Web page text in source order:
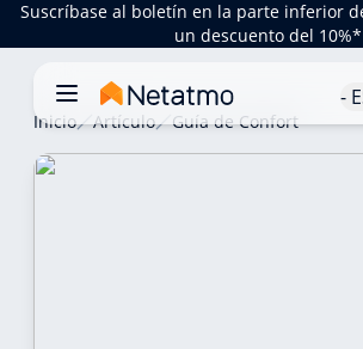
Suscríbase al boletín en la parte inferior
un descuento del 10%*
-
Inicio Artículo Guía de Confort